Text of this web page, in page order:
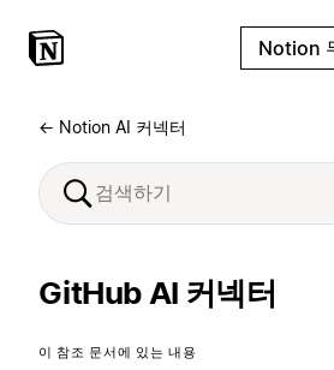
Notion
← Notion AI 커넥터
GitHub AI 커넥터
이 참조 문서에 있는 내용